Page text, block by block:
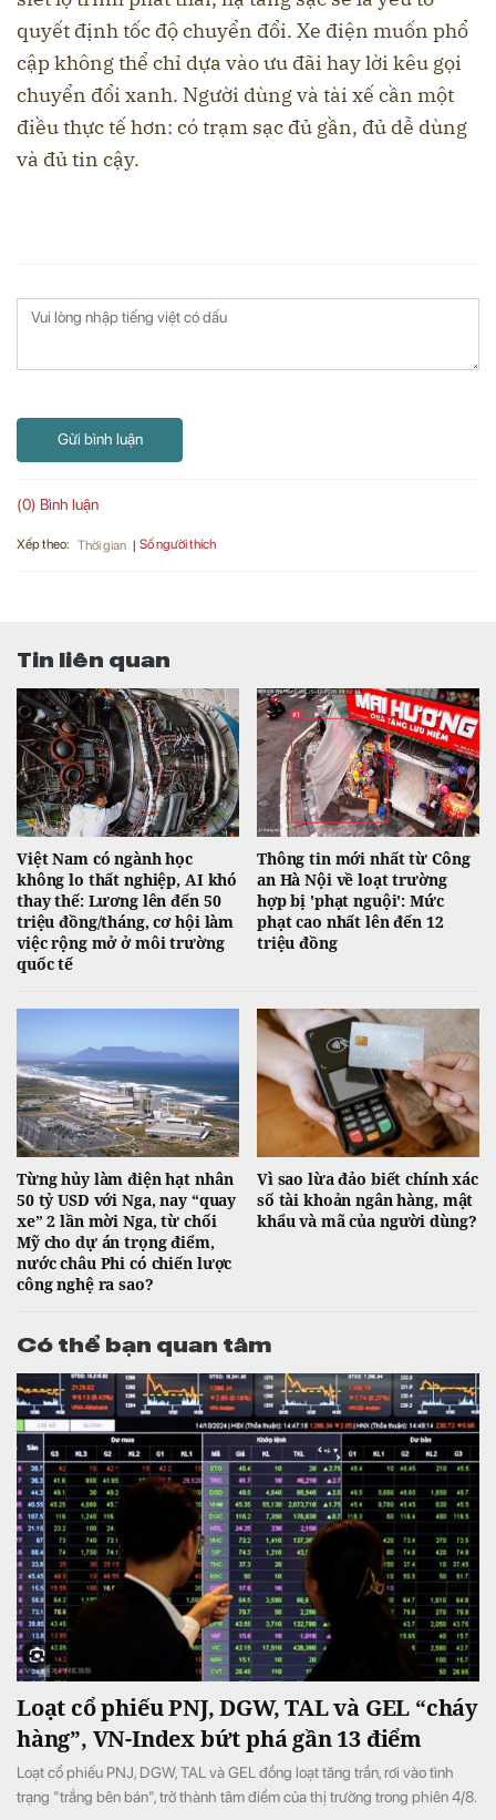
quyết định tốc độ chuyển đổi. Xe điện muốn phổ
cập không thể chỉ dựa vào ưu đãi hay lời kêu gọi
chuyển đổi xanh. Người dùng và tài xế cần một
điều thực tế hơn: có trạm sạc đủ gần, đủ dễ dùng
và đủ tin cậy.
Gửi bình luận
(0) Bình luận
Xếp theo: Thời gian Số người thích
Tin liên quan
Việt Nam có ngành học
không lo thất nghiệp, AI khó
thay thế: Lương lên đến 50
triệu đồng/tháng, cơ hội làm
việc rộng mở ở môi trường
quốc tế
Thông tin mới nhất từ Công
an Hà Nội về loạt trường
hợp bị 'phạt nguội': Mức
phạt cao nhất lên đến 12
triệu đồng
Từng hủy làm điện hạt nhân
50 tỷ USD với Nga, nay “quay
xe” 2 lần mời Nga, từ chối
Mỹ cho dự án trọng điểm,
nước châu Phi có chiến lược
công nghệ ra sao?
Vì sao lừa đảo biết chính xác
số tài khoản ngân hàng, mật
khẩu và mã của người dùng?
Có thể bạn quan tâm
Loạt cổ phiếu PNJ, DGW, TAL và GEL “cháy
hàng”, VN-Index bứt phá gần 13 điểm
Loạt cổ phiếu PNJ, DGW, TAL và GEL đồng loạt tăng trần, rơi vào tình
trạng "trắng bên bán", trở thành tâm điểm của thị trường trong phiên 4/8.